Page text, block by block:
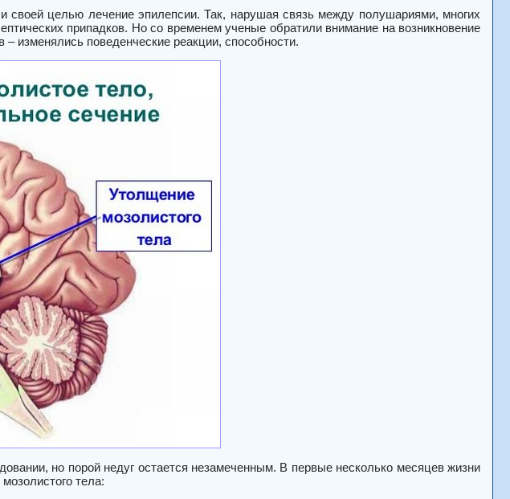
своей целью лечение эпилепсии. Так, нарушая связь между полушариями, многих
припадков. Но со временем ученые обратили внимание на возникновение
изменялись поведенческие реакции, способности.
но порой недуг остается незамеченным. В первые несколько месяцев жизни
тела: